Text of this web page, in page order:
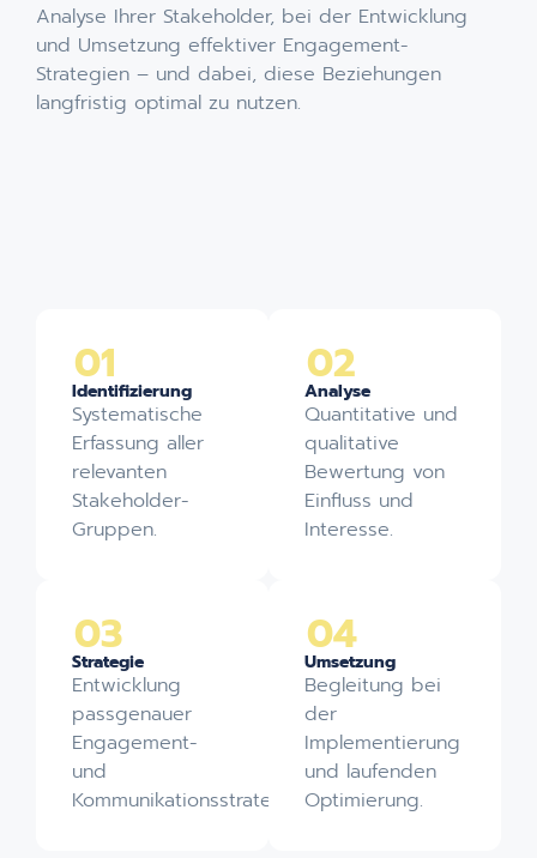
Analyse Ihrer Stakeholder, bei der Entwicklung
und Umsetzung effektiver Engagement-
Strategien – und dabei, diese Beziehungen
langfristig optimal zu nutzen.
01
Identifizierung
Systematische
Erfassung aller
relevanten
Stakeholder-
Gruppen.
02
Analyse
Quantitative und
qualitative
Bewertung von
Einfluss und
Interesse.
03
Strategie
Entwicklung
passgenauer
Engagement-
und
Kommunikationsstrategien.
04
Umsetzung
Begleitung bei
der
Implementierung
und laufenden
Optimierung.